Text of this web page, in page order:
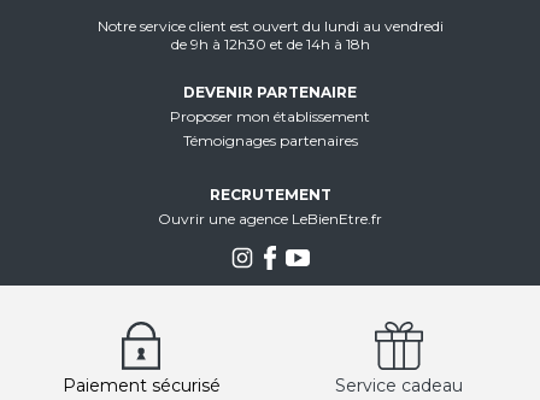
Notre service client est ouvert du lundi au vendredi
de 9h à 12h30 et de 14h à 18h
DEVENIR PARTENAIRE
Proposer mon établissement
Témoignages partenaires
RECRUTEMENT
Ouvrir une agence LeBienEtre.fr
Paiement sécurisé Service cadeau